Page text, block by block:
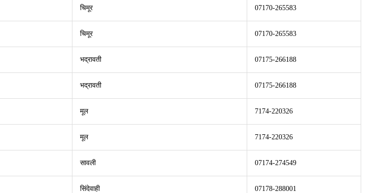
चिमूर 07170-265583
चिमूर 07170-265583
भद्रावती 07175-266188
भद्रावती 07175-266188
मूल 7174-220326
मूल 7174-220326
सावली 07174-274549
सिंदेवाही 07178-288001